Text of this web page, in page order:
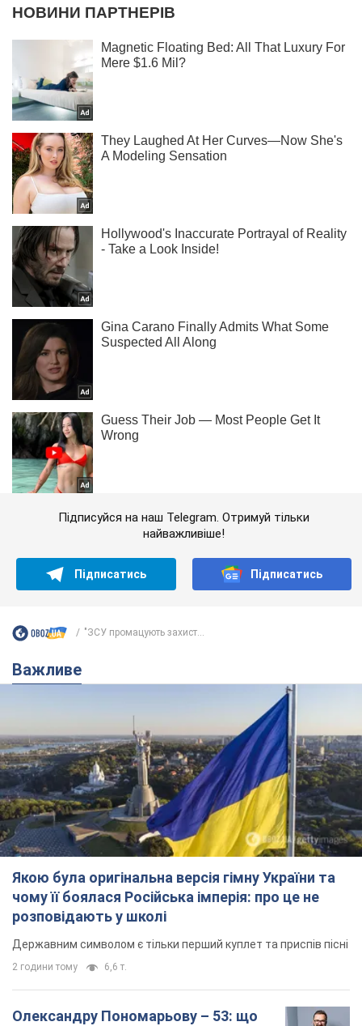
Підписуйся на наш Telegram. Отримуй тільки
найважливіше!
Підписатись Підписатись
"ЗСУ промацують захист...
Важливе
Якою була оригінальна версія гімну України та
чому її боялася Російська імперія: про це не
розповідають у школі
Державним символом є тільки перший куплет та приспів пісні
2 години тому 6,6 т.
Олександру Пономарьову – 53: що